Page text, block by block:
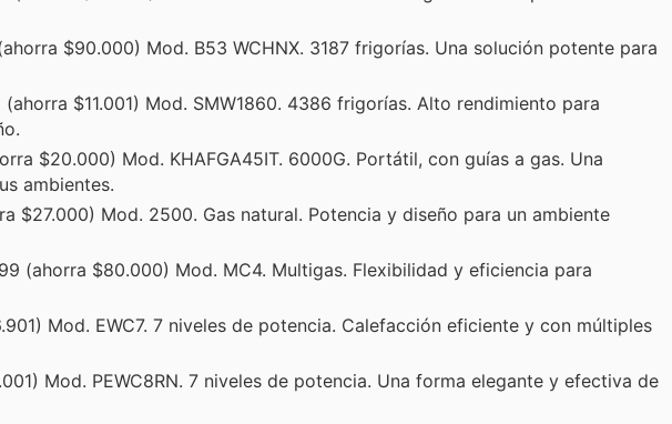
$90.000) Mod. B53 WCHNX. 3187 frigorías. Una solución potente para
$11.001) Mod. SMW1860. 4386 frigorías. Alto rendimiento para
$20.000) Mod. KHAFGA45IT. 6000G. Portátil, con guías a gas. Una
ambientes.
$27.000) Mod. 2500. Gas natural. Potencia y diseño para un ambiente
(ahorra $80.000) Mod. MC4. Multigas. Flexibilidad y eficiencia para
Mod. EWC7. 7 niveles de potencia. Calefacción eficiente y con múltiples
Mod. PEWC8RN. 7 niveles de potencia. Una forma elegante y efectiva de